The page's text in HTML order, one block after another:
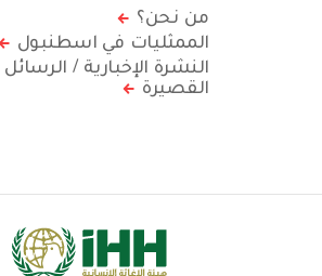
من نحن؟
الممثليات في اسطنبول
النشرة الإخبارية / الرسائل
القصيرة